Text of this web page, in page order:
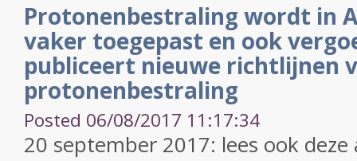
Protonenbestraling wordt in
vaker toegepast en ook
publiceert nieuwe richtlijnen
protonenbestraling
Posted 06/08/2017 11:17:34
20 september 2017: lees ook